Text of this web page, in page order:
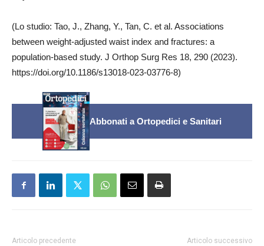
(Lo studio: Tao, J., Zhang, Y., Tan, C. et al. Associations
between weight-adjusted waist index and fractures: a
population-based study. J Orthop Surg Res 18, 290 (2023).
https://doi.org/10.1186/s13018-023-03776-8)
Abbonati a Ortopedici e Sanitari
Articolo precedente Articolo successivo